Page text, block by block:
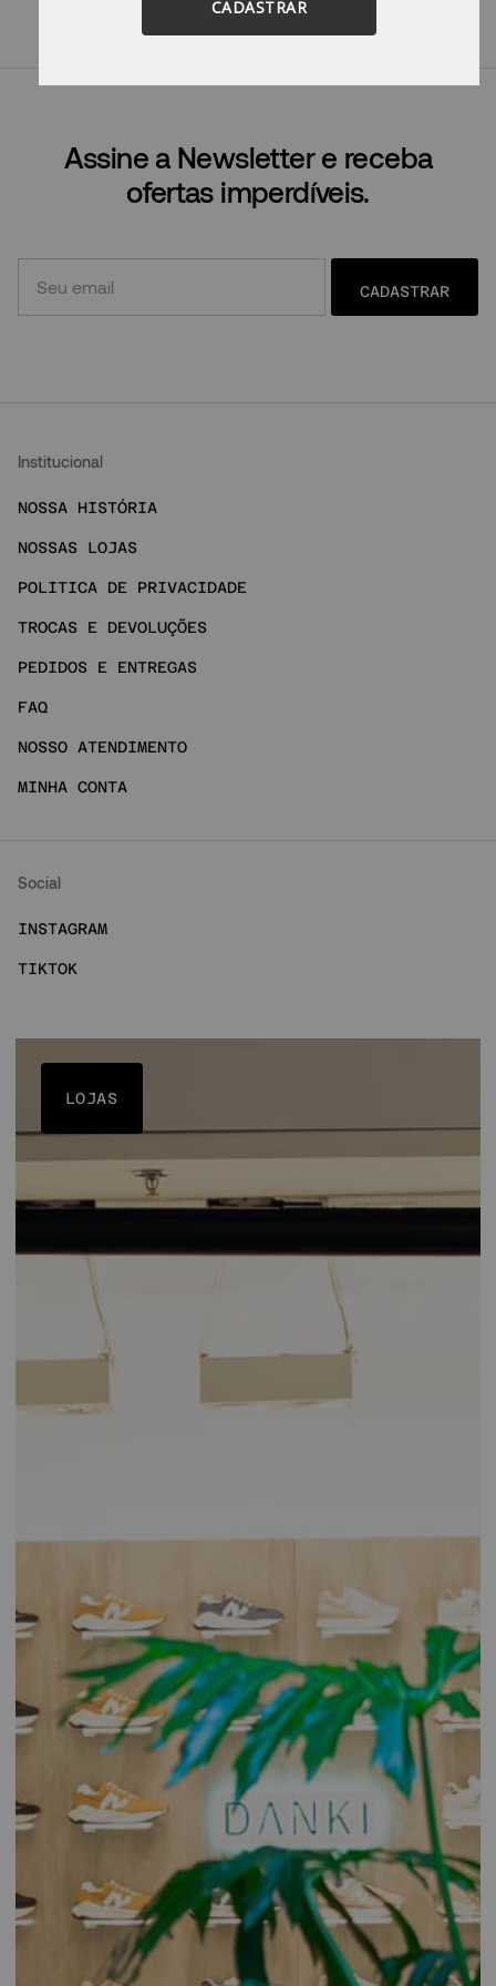
Tente utilizar sinônimos do termo
desejado.
Assine a Newsletter e receba
ofertas imperdíveis.
CADASTRAR
Institucional
NOSSA HISTÓRIA
NOSSAS LOJAS
POLITICA DE PRIVACIDADE
TROCAS E DEVOLUÇÕES
PEDIDOS E ENTREGAS
FAQ
NOSSO ATENDIMENTO
MINHA CONTA
Social
INSTAGRAM
TIKTOK
LOJAS
CADASTRAR